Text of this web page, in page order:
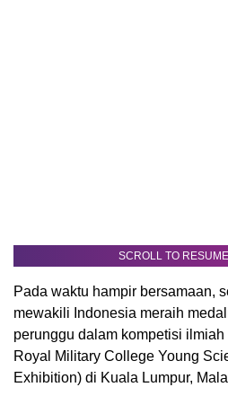
SCROLL TO
Pada waktu hampir bersamaan,
mewakili Indonesia meraih
perunggu dalam kompetisi ilmiah
Royal Military College Young
Exhibition) di Kuala Lumpur,